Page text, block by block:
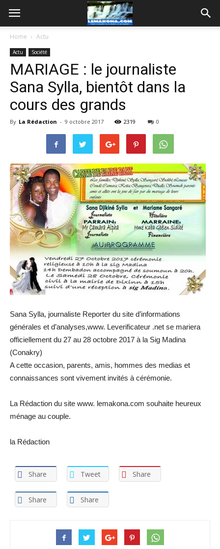
Home Actu
Actu Société
MARIAGE : le journaliste
Sana Sylla, bientôt dans la
cours des grands
By La Rédaction - 9 octobre 2017 2319 0
Sana Sylla, journaliste Reporter du site d’informations
générales et d’analyses,www. Leverificateur .net se mariera
officiellement du 27 au 28 octobre 2017 à la Sig Madina
(Conakry)
A cette occasion, parents, amis, hommes des medias et
connaissances sont vivement invités à cérémonie.
La Rédaction du site www. lemakona.com souhaite heureux
ménage au couple.
la Rédaction
Share Tweet Share
Share Share